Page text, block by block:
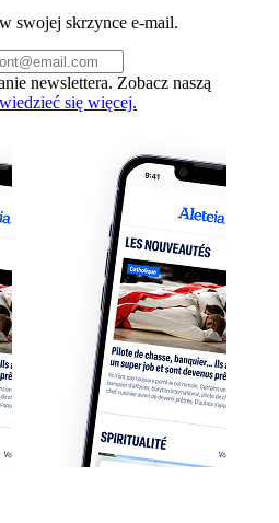
swojej skrzynce e-mail.
newslettera. Zobacz naszą
się więcej.